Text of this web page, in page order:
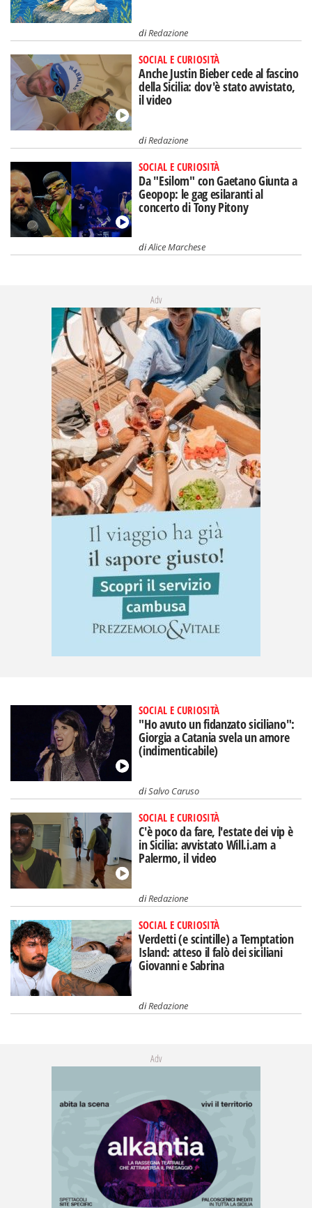
diRedazione
SOCIAL E CURIOSITÀ
Anche Justin Bieber cede al fascino
della Sicilia: dov'è stato avvistato,
il video
diRedazione
SOCIAL E CURIOSITÀ
Da "Esilom" con Gaetano Giunta a
Geopop: le gag esilaranti al
concerto di Tony Pitony
diAlice Marchese
Adv
SOCIAL E CURIOSITÀ
"Ho avuto un fidanzato siciliano":
Giorgia a Catania svela un amore
(indimenticabile)
diSalvo Caruso
SOCIAL E CURIOSITÀ
C'è poco da fare, l'estate dei vip è
in Sicilia: avvistato Will.i.am a
Palermo, il video
diRedazione
SOCIAL E CURIOSITÀ
Verdetti (e scintille) a Temptation
Island: atteso il falò dei siciliani
Giovanni e Sabrina
diRedazione
Adv